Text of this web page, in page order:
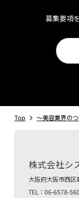
募集要項
Top 〜美容業界の
株式会社シ
大阪府大阪市西
TEL：06-6578-